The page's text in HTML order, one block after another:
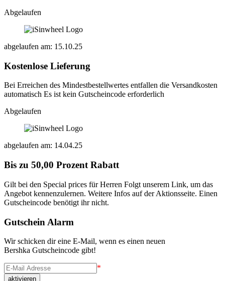
Abgelaufen
abgelaufen am: 15.10.25
Kostenlose Lieferung
Bei Erreichen des Mindestbestellwertes entfallen die Versandkosten
automatisch Es ist kein Gutscheincode erforderlich
Abgelaufen
abgelaufen am: 14.04.25
Bis zu 50,00 Prozent Rabatt
Gilt bei den Special prices für Herren Folgt unserem Link, um das
Angebot kennenzulernen. Weitere Infos auf der Aktionsseite. Einen
Gutscheincode benötigt ihr nicht.
Gutschein Alarm
Wir schicken dir eine E-Mail, wenn es einen neuen
Bershka Gutscheincode gibt!
*